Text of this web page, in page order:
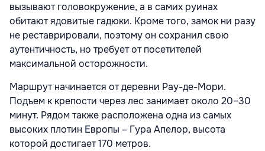
вызывают головокружение, а в самих руинах
обитают ядовитые гадюки. Кроме того, замок ни разу
не реставрировали, поэтому он сохранил свою
аутентичность, но требует от посетителей
максимальной осторожности.
Маршрут начинается от деревни Рау-де-Мори.
Подъем к крепости через лес занимает около 20–30
минут. Рядом также расположена одна из самых
высоких плотин Европы – Гура Апелор, высота
которой достигает 170 метров.